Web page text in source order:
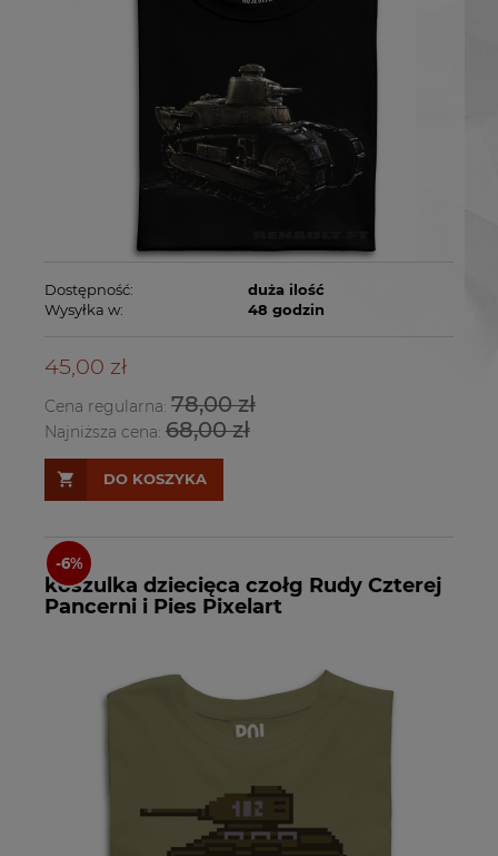
Dostępność:
duża ilość
Wysyłka w:
48 godzin
45,00 zł
Cena regularna: 78,00 zł
Najniższa cena: 68,00 zł
DO KOSZYKA
koszulka dziecięca czołg Rudy Czterej
Pancerni i Pies Pixelart